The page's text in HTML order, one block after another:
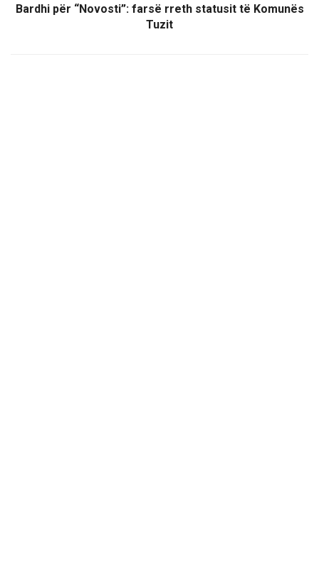
Bardhi për “Novosti”: farsë rreth statusit të Komunës
Tuzit